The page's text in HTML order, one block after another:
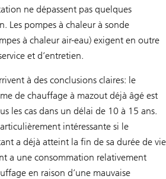
ne dépassent pas quelques
Les pompes à chaleur à sonde
à chaleur air-eau) exigent en outre
et d’entretien.
à des conclusions claires: le
de chauffage à mazout déjà âgé est
les cas dans un délai de 10 à 15 ans.
intéressante si le
a déjà atteint la fin de sa durée de vie
a une consommation relativement
en raison d’une mauvaise